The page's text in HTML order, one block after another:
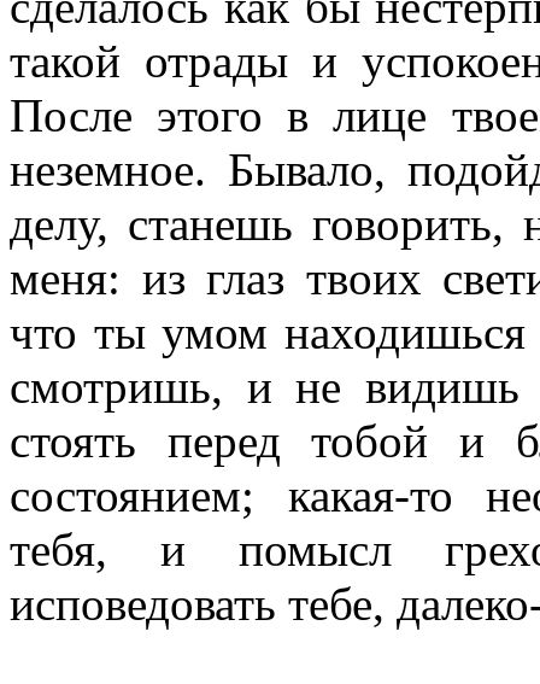
такой отрады и
После этого в лице
неземное. Бывало,
делу, станешь
меня: из глаз твоих
что ты умом находишься
смотришь, и не видишь
стоять перед тобой и
состоянием; какая-то
тебя, и помысл
исповедовать тебе,